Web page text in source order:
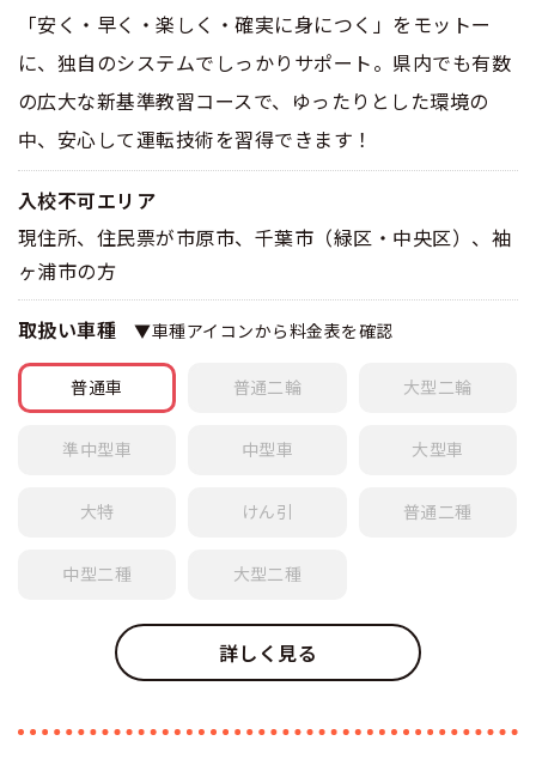
「安く・早く・楽しく・確実に身につく」をモットー
に、独自のシステムでしっかりサポート。県内でも有数
の広大な新基準教習コースで、ゆったりとした環境の
中、安心して運転技術を習得できます！
入校不可エリア
現住所、住民票が市原市、千葉市（緑区・中央区）、袖
ヶ浦市の方
取扱い車種 ▼車種アイコンから料金表を確認
普通車 普通二輪 大型二輪
準中型車 中型車 大型車
大特 けん引 普通二種
中型二種 大型二種
詳しく見る